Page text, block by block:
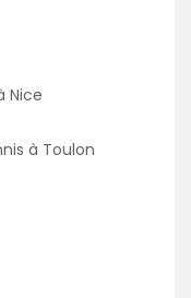
Nice
à Toulon